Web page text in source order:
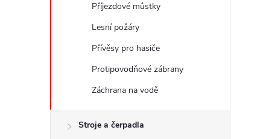
Příjezdové můstky
Lesní požáry
Přívěsy pro hasiče
Protipovodňové zábrany
Záchrana na vodě
Stroje a čerpadla